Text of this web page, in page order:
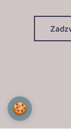
Telefon
🍪